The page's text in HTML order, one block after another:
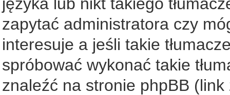
zapytać administratora czy
interesuje a jeśli takie
spróbować wykonać takie
znaleźć na stronie phpBB